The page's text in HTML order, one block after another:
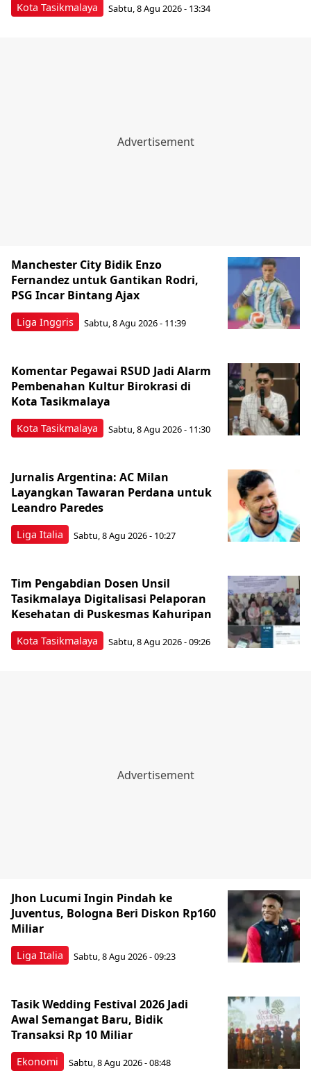
Kota Tasikmalaya Sabtu, 8 Agu 2026 - 13:34
Liga Inggris
Manchester City Bidik Enzo
Fernandez untuk Gantikan Rodri,
PSG Incar Bintang Ajax
Sabtu, 8 Agu 2026 - 11:39
Kota Tasikmalaya
Komentar Pegawai RSUD Jadi Alarm
Pembenahan Kultur Birokrasi di
Kota Tasikmalaya
Sabtu, 8 Agu 2026 - 11:30
Liga Italia
Jurnalis Argentina: AC Milan
Layangkan Tawaran Perdana untuk
Leandro Paredes
Sabtu, 8 Agu 2026 - 10:27
Kota Tasikmalaya
Tim Pengabdian Dosen Unsil
Tasikmalaya Digitalisasi Pelaporan
Kesehatan di Puskesmas Kahuripan
Sabtu, 8 Agu 2026 - 09:26
Liga Italia
Jhon Lucumi Ingin Pindah ke
Juventus, Bologna Beri Diskon Rp160
Miliar
Sabtu, 8 Agu 2026 - 09:23
Ekonomi
Tasik Wedding Festival 2026 Jadi
Awal Semangat Baru, Bidik
Transaksi Rp 10 Miliar
Sabtu, 8 Agu 2026 - 08:48